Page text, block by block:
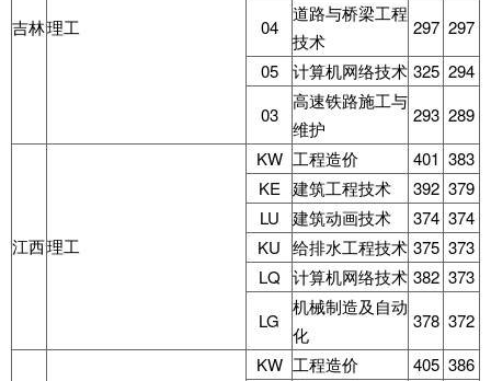
吉林理工 04
道路与桥梁工程
技术
297 297
05
计算机网络技术 325 294
03
高速铁路施工与
维护
293 289
江西理工
KW 工程造价 401 383
KE 建筑工程技术 392 379
LU
建筑动画技术 374 374
KU 给排水工程技术 375 373
LQ 计算机网络技术 382 373
LG
机械制造及自动
化
378 372
KW 工程造价 405 386